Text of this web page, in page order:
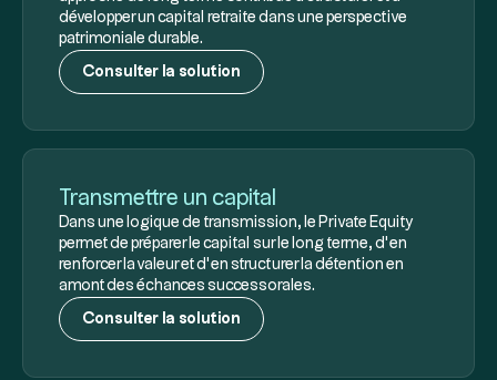
développer un capital retraite dans une perspective
patrimoniale durable.
Consulter la solution
Transmettre un capital
Dans une logique de transmission, le Private Equity
permet de préparer le capital sur le long terme, d’en
renforcer la valeur et d’en structurer la détention en
amont des échances successorales.
Consulter la solution